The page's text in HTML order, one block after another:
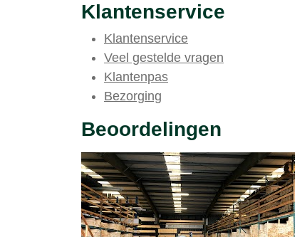
Klantenservice
Klantenservice
Veel gestelde vragen
Klantenpas
Bezorging
Beoordelingen